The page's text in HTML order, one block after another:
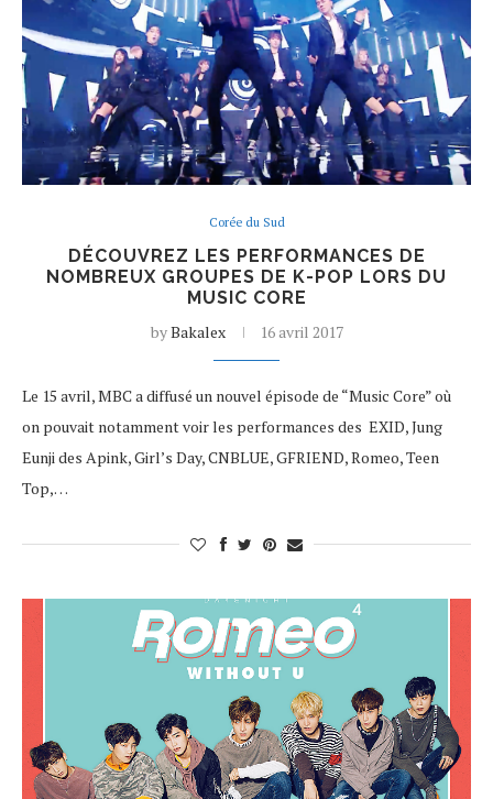
Corée du Sud
DÉCOUVREZ LES PERFORMANCES DE
NOMBREUX GROUPES DE K-POP LORS DU
MUSIC CORE
byBakalex 16 avril 2017
Le 15 avril, MBC a diffusé un nouvel épisode de “Music Core” où
on pouvait notamment voir les performances des EXID, Jung
Eunji des Apink, Girl’s Day, CNBLUE, GFRIEND, Romeo, Teen
Top,…